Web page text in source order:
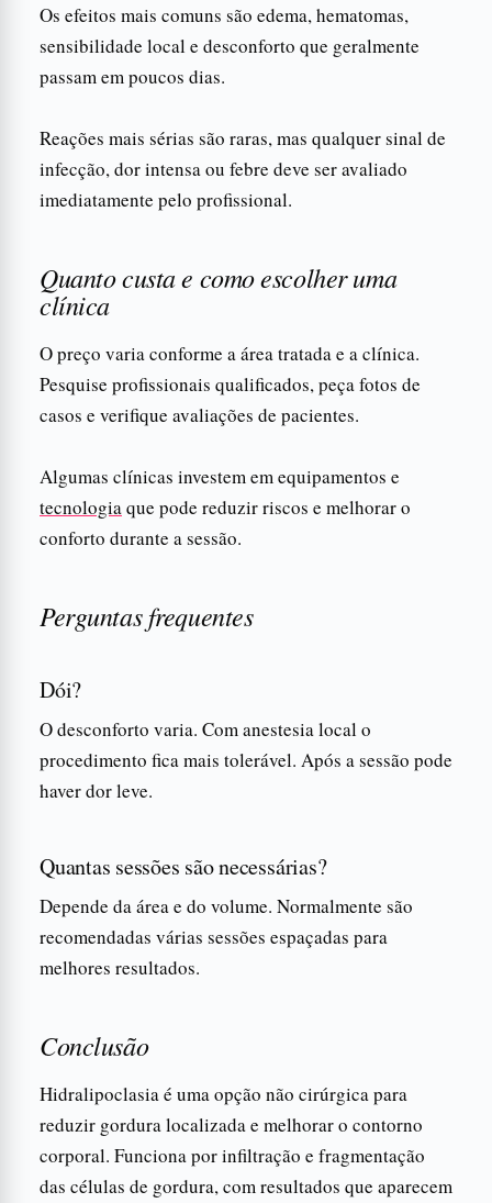
Os efeitos mais comuns são edema, hematomas,
sensibilidade local e desconforto que geralmente
passam em poucos dias.
Reações mais sérias são raras, mas qualquer sinal de
infecção, dor intensa ou febre deve ser avaliado
imediatamente pelo profissional.
Quanto custa e como escolher uma
clínica
O preço varia conforme a área tratada e a clínica.
Pesquise profissionais qualificados, peça fotos de
casos e verifique avaliações de pacientes.
Algumas clínicas investem em equipamentos e
tecnologiaque pode reduzir riscos e melhorar o
conforto durante a sessão.
Perguntas frequentes
Dói?
O desconforto varia. Com anestesia local o
procedimento fica mais tolerável. Após a sessão pode
haver dor leve.
Quantas sessões são necessárias?
Depende da área e do volume. Normalmente são
recomendadas várias sessões espaçadas para
melhores resultados.
Conclusão
Hidralipoclasia é uma opção não cirúrgica para
reduzir gordura localizada e melhorar o contorno
corporal. Funciona por infiltração e fragmentação
das células de gordura, com resultados que aparecem